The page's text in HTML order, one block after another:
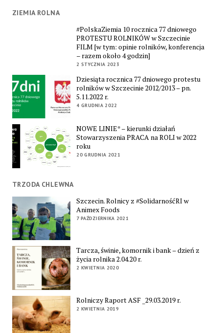
ZIEMIA ROLNA
#PolskaZiemia 10 rocznica 77 dniowego
PROTESTU ROLNIKÓW w Szczecinie
FILM [w tym: opinie rolników, konferencja
– razem około 4 godzin]
2 STYCZNIA 2023
Dziesiąta rocznica 77 dniowego protestu
rolników w Szczecinie 2012/2013 – pn.
5.11.2022 r.
4 GRUDNIA 2022
NOWE LINIE* – kierunki działań
Stowarzyszenia PRACA na ROLI w 2022
roku
20 GRUDNIA 2021
TRZODA CHLEWNA
Szczecin. Rolnicy z #SolidarnośćRI w
Animex Foods
7 PAŹDZIERNIKA 2021
Tarcza, świnie, komornik i bank – dzień z
życia rolnika 2.04.20 r.
2 KWIETNIA 2020
Rolniczy Raport ASF _29.03.2019 r.
2 KWIETNIA 2019